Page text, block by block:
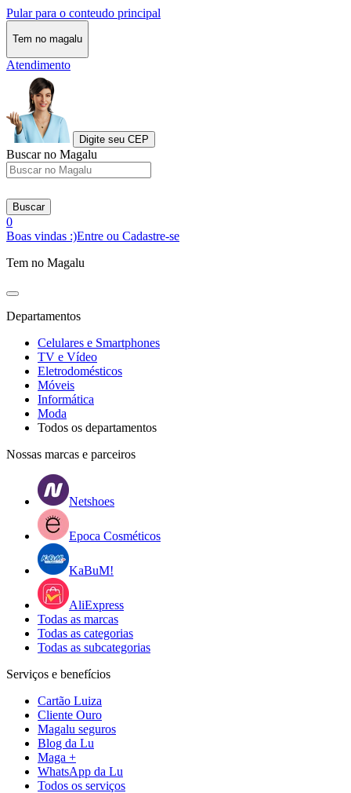
Pular para o conteudo principal
Tem no magalu
Atendimento
Digite seu CEP
Buscar no Magalu
Buscar
0
Boas vindas :)Entre ou Cadastre-se
Tem no Magalu
Departamentos
Celulares e Smartphones
TV e Vídeo
Eletrodomésticos
Móveis
Informática
Moda
Todos os departamentos
Nossas marcas e parceiros
Netshoes
Epoca Cosméticos
KaBuM!
AliExpress
Todas as marcas
Todas as categorias
Todas as subcategorias
Serviços e benefícios
Cartão Luiza
Cliente Ouro
Magalu seguros
Blog da Lu
Maga +
WhatsApp da Lu
Todos os serviços